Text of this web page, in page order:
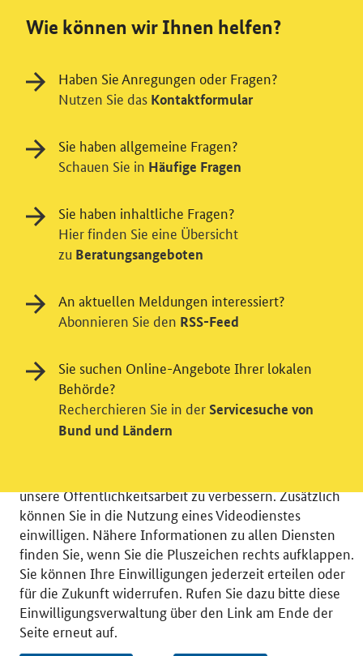
© 2026 Bundesministerium für Wirtschaft und Energie
RSS
Benutzerhinweise
Inhaltsverzeichnis
Impressum
Barrierefreiheit
Datenschutz
Einwilligungsverwaltung
Einwilligung in Tracking und / oder
Videodienst
Wir bitten Sie an dieser Stelle um Ihre Einwilligung für
verschiedene Zusatzdienste unserer Webseite: Wir
unsere Öffentlichkeitsarbeit zu verbessern. Zusätzlich
können Sie in die Nutzung eines Videodienstes
einwilligen. Nähere Informationen zu allen Diensten
finden Sie, wenn Sie die Pluszeichen rechts aufklappen.
Sie können Ihre Einwilligungen jederzeit erteilen oder
für die Zukunft widerrufen. Rufen Sie dazu bitte diese
Einwilligungsverwaltung über den Link am Ende der
Seite erneut auf.
Wie können wir Ihnen helfen?
Haben Sie Anregungen oder Fragen?
Nutzen Sie das Kontaktformular
Sie haben allgemeine Fragen?
Schauen Sie in Häufige Fragen
Sie haben inhaltliche Fragen?
Hier finden Sie eine Übersicht
zu Beratungsangeboten
An aktuellen Meldungen interessiert?
Abonnieren Sie den RSS-Feed
Sie suchen Online-Angebote Ihrer lokalen
Behörde?
Recherchieren Sie in der Servicesuche von
Bund und Ländern